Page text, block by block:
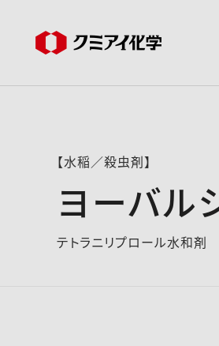
【水稲／殺虫剤】
ヨーバル
テトラニリプロール水和剤